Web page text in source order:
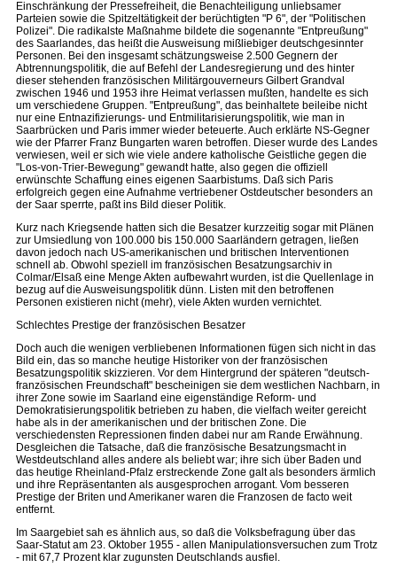
Einschränkung der Pressefreiheit, die Benachteiligung unliebsamer
Parteien sowie die Spitzeltätigkeit der berüchtigten "P 6", der "Politischen
Polizei". Die radikalste Maßnahme bildete die sogenannte "Entpreußung"
des Saarlandes, das heißt die Ausweisung mißliebiger deutschgesinnter
Personen. Bei den insgesamt schätzungsweise 2.500 Gegnern der
Abtrennungspolitik, die auf Befehl der Landesregierung und des hinter
dieser stehenden französischen Militärgouverneurs Gilbert Grandval
zwischen 1946 und 1953 ihre Heimat verlassen mußten, handelte es sich
um verschiedene Gruppen. "Entpreußung", das beinhaltete beileibe nicht
nur eine Entnazifizierungs- und Entmilitarisierungspolitik, wie man in
Saarbrücken und Paris immer wieder beteuerte. Auch erklärte NS-Gegner
wie der Pfarrer Franz Bungarten waren betroffen. Dieser wurde des Landes
verwiesen, weil er sich wie viele andere katholische Geistliche gegen die
"Los-von-Trier-Bewegung" gewandt hatte, also gegen die offiziell
erwünschte Schaffung eines eigenen Saarbistums. Daß sich Paris
erfolgreich gegen eine Aufnahme vertriebener Ostdeutscher besonders an
der Saar sperrte, paßt ins Bild dieser Politik.
Kurz nach Kriegsende hatten sich die Besatzer kurzzeitig sogar mit Plänen
zur Umsiedlung von 100.000 bis 150.000 Saarländern getragen, ließen
davon jedoch nach US-amerikanischen und britischen Interventionen
schnell ab. Obwohl speziell im französischen Besatzungsarchiv in
Colmar/Elsaß eine Menge Akten aufbewahrt wurden, ist die Quellenlage in
bezug auf die Ausweisungspolitik dünn. Listen mit den betroffenen
Personen existieren nicht (mehr), viele Akten wurden vernichtet.
Schlechtes Prestige der französischen Besatzer
Doch auch die wenigen verbliebenen Informationen fügen sich nicht in das
Bild ein, das so manche heutige Historiker von der französischen
Besatzungspolitik skizzieren. Vor dem Hintergrund der späteren "deutsch-
französischen Freundschaft" bescheinigen sie dem westlichen Nachbarn, in
ihrer Zone sowie im Saarland eine eigenständige Reform- und
Demokratisierungspolitik betrieben zu haben, die vielfach weiter gereicht
habe als in der amerikanischen und der britischen Zone. Die
verschiedensten Repressionen finden dabei nur am Rande Erwähnung.
Desgleichen die Tatsache, daß die französische Besatzungsmacht in
Westdeutschland alles andere als beliebt war; ihre sich über Baden und
das heutige Rheinland-Pfalz erstreckende Zone galt als besonders ärmlich
und ihre Repräsentanten als ausgesprochen arrogant. Vom besseren
Prestige der Briten und Amerikaner waren die Franzosen de facto weit
entfernt.
Im Saargebiet sah es ähnlich aus, so daß die Volksbefragung über das
Saar-Statut am 23. Oktober 1955 - allen Manipulationsversuchen zum Trotz
- mit 67,7 Prozent klar zugunsten Deutschlands ausfiel.